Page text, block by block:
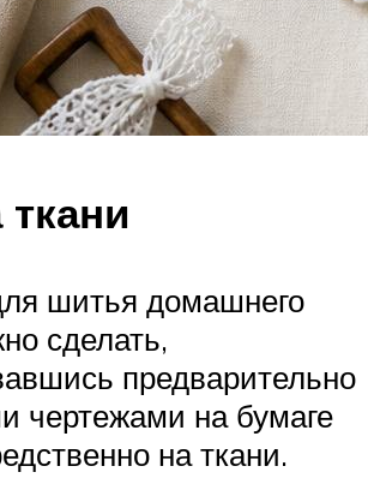
шитья домашнего
сделать,
предварительно
чертежами на бумаге
на ткани.